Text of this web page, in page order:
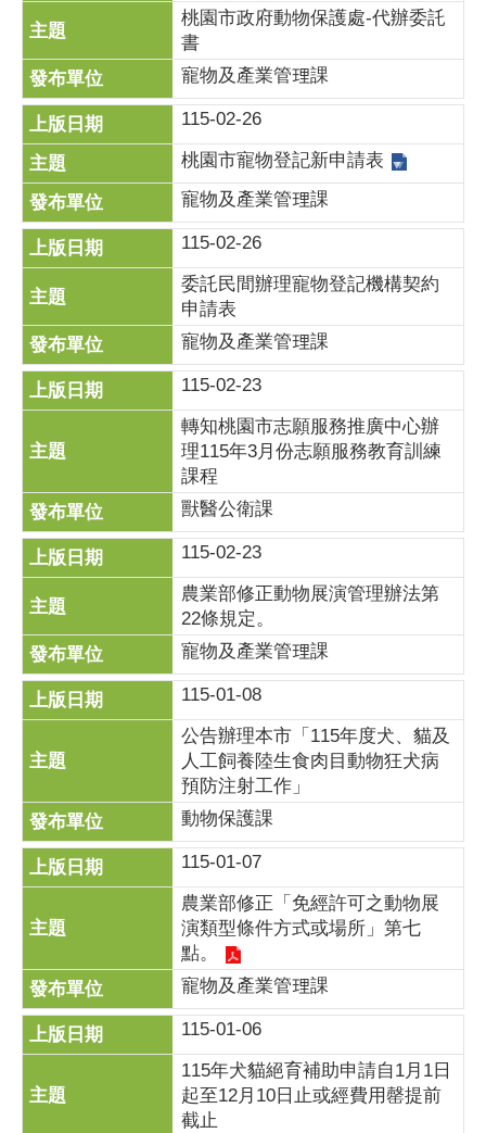
桃園市政府動物保護處-代辦委託
書
寵物及產業管理課
115-02-26
桃園市寵物登記新申請表
寵物及產業管理課
115-02-26
委託民間辦理寵物登記機構契約
申請表
寵物及產業管理課
115-02-23
轉知桃園市志願服務推廣中心辦
理115年3月份志願服務教育訓練
課程
獸醫公衛課
115-02-23
農業部修正動物展演管理辦法第
22條規定。
寵物及產業管理課
115-01-08
公告辦理本市「115年度犬、貓及
人工飼養陸生食肉目動物狂犬病
預防注射工作」
動物保護課
115-01-07
農業部修正「免經許可之動物展
演類型條件方式或場所」第七
點。
寵物及產業管理課
115-01-06
115年犬貓絕育補助申請自1月1日
起至12月10日止或經費用罄提前
截止